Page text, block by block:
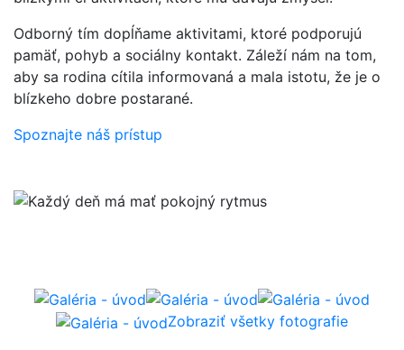
Odborný tím dopĺňame aktivitami, ktoré podporujú
pamäť, pohyb a sociálny kontakt. Záleží nám na tom,
aby sa rodina cítila informovaná a mala istotu, že je o
blízkeho dobre postarané.
Spoznajte náš prístup
Zobraziť všetky fotografie